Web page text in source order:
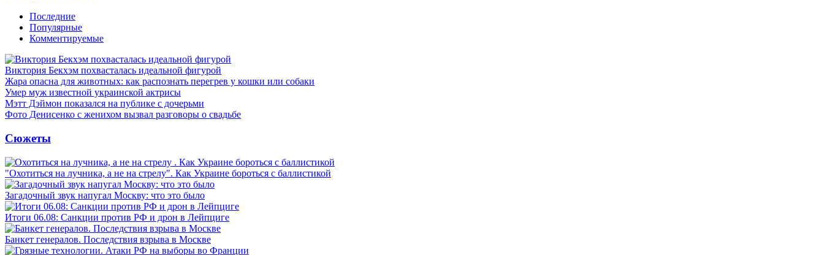
Последние
Популярные
Комментируемые
Виктория Бекхэм похвасталась идеальной фигурой
Жара опасна для животных: как распознать перегрев у кошки или собаки
Умер муж известной украинской актрисы
Мэтт Дэймон показался на публике с дочерьми
Фото Денисенко с женихом вызвал разговоры о свадьбе
Сюжеты
"Охотиться на лучника, а не на стрелу". Как Украине бороться с баллистикой
Загадочный звук напугал Москву: что это было
Итоги 06.08: Санкции против РФ и дрон в Лейпциге
Банкет генералов. Последствия взрыва в Москве